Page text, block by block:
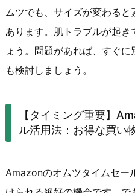
ムツでも、サイズが変わる
あります。肌トラブルが起
ょう。問題があれば、すぐ
も検討しましょう。
【タイミング重要】
ル活用法：お得な買い
Amazonのオムツタイムセー